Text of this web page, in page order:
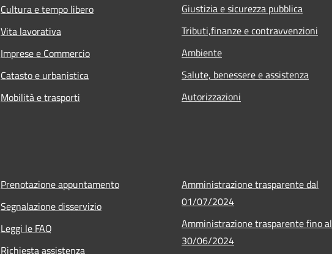
Cultura e tempo libero
Vita lavorativa
Imprese e Commercio
Catasto e urbanistica
Mobilità e trasporti
Giustizia e sicurezza pubblica
Tributi,finanze e contravvenzioni
Ambiente
Salute, benessere e assistenza
Autorizzazioni
Prenotazione appuntamento
Segnalazione disservizio
Leggi le FAQ
Richiesta assistenza
Amministrazione trasparente dal
01/07/2024
Amministrazione trasparente fino al
30/06/2024